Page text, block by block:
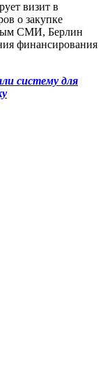
визит в
о закупке
СМИ, Берлин
финансирования
систему для